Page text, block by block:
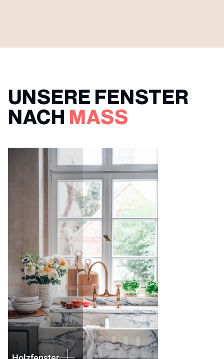
UNSERE FENSTER
NACH MASS